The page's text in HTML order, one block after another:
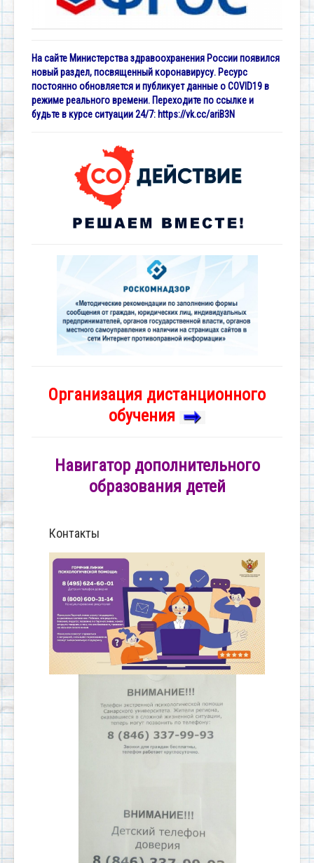
На сайте Министерства здравоохранения России появился
новый раздел, посвященный коронавирусу. Ресурс
постоянно обновляется и публикует данные о COVID19 в
режиме реального времени. Переходите по ссылке и
будьте в курсе ситуации 24/7: https://vk.cc/ariB3N
Организация дистанционного
обучения
Навигатор дополнительного
образования детей
Контакты